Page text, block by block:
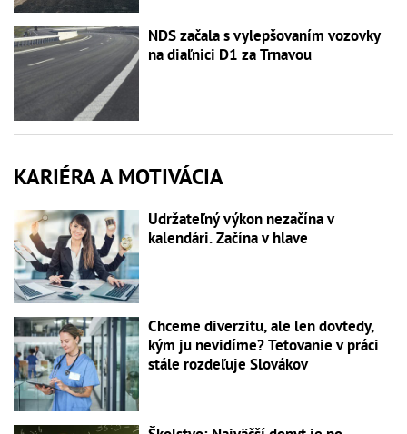
NDS začala s vylepšovaním vozovky
na diaľnici D1 za Trnavou
KARIÉRA A MOTIVÁCIA
Udržateľný výkon nezačína v
kalendári. Začína v hlave
Chceme diverzitu, ale len dovtedy,
kým ju nevidíme? Tetovanie v práci
stále rozdeľuje Slovákov